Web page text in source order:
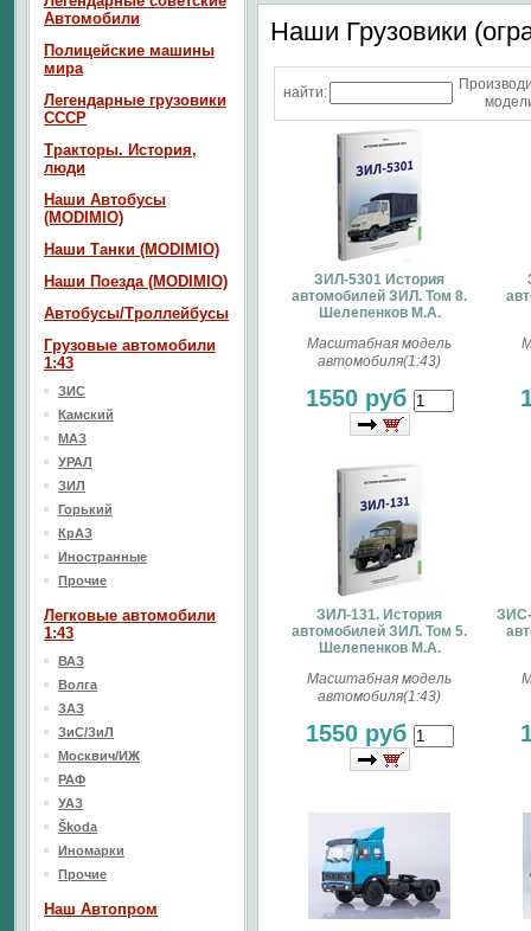
Наши Грузовики
найти:
ЗИЛ-5301 История
автомобилей ЗИЛ. Том 8.
Шелепенков М.А.
Масштабная модель
автомобиля(1:43)
1550 руб
ЗИЛ-131. История
автомобилей ЗИЛ. Том 5.
Шелепенков М.А.
Масштабная модель
автомобиля(1:43)
1550 руб
Автомобили
Полицейские машины
мира
Легендарные грузовики
СССР
Тракторы. История,
люди
Наши Автобусы
(MODIMIO)
Наши Танки (MODIMIO)
Наши Поезда (MODIMIO)
Автобусы/Троллейбусы
Грузовые автомобили
1:43
ЗИС
Камский
МАЗ
УРАЛ
ЗИЛ
Горький
КрАЗ
Иностранные
Прочие
Легковые автомобили
1:43
ВАЗ
Волга
ЗАЗ
ЗиС/ЗиЛ
Москвич/ИЖ
РАФ
УАЗ
Škoda
Иномарки
Прочие
Наш Aвтопром